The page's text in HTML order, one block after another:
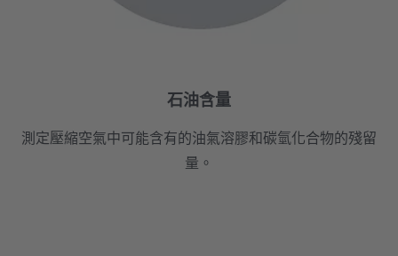
石油含量
測定壓縮空氣中可能含有的油氣溶膠和碳氫化合物的殘留
量。